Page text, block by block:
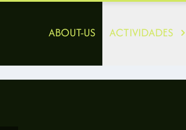
ABOUT-US ACTIVIDADES